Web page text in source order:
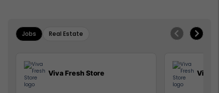
Jobs Real Estate
Viva Fresh Store Viva